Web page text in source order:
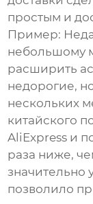
простым и
Пример:
небольшому
расширить
недорогие,
нескольких
китайского
AliExpress и
раза ниже,
значительно
позволило